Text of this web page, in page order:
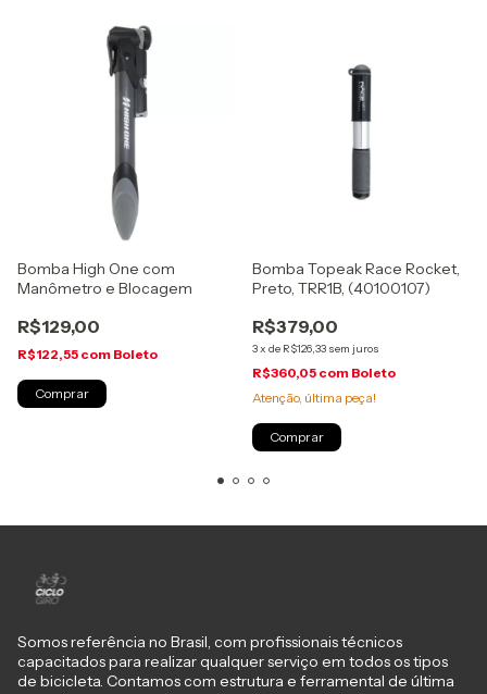
Bomba High One com
Manômetro e Blocagem
R$129,00
R$122,55 com Boleto
Bomba Topeak Race Rocket,
Preto, TRR1B, (40100107)
R$379,00
3x de R$126,33 sem juros
R$360,05 com Boleto
Atenção, última peça!
Somos referência no Brasil, com profissionais técnicos
capacitados para realizar qualquer serviço em todos os tipos
de bicicleta. Contamos com estrutura e ferramental de última